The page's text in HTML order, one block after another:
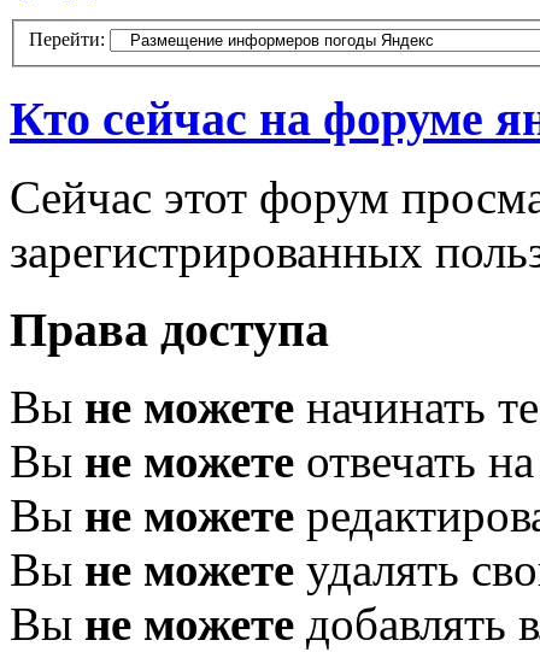
Перейти:
Кто сейчас на форуме
Сейчас этот форум
зарегистрированных
Права доступа
Вы не можете начинать
Вы не можете отвечать
Вы не можете
Вы не можете удалять
Вы не можете добавлять